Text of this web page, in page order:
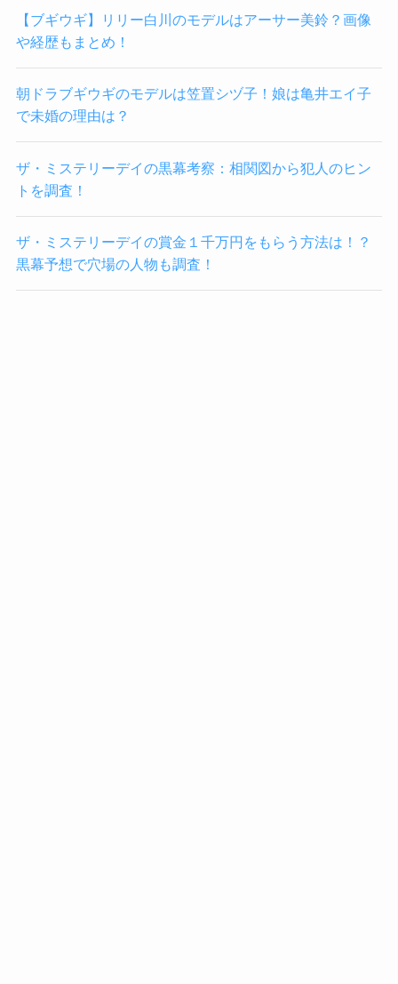
【ブギウギ】リリー白川のモデルはアーサー美鈴？画像
や経歴もまとめ！
朝ドラブギウギのモデルは笠置シヅ子！娘は亀井エイ子
で未婚の理由は？
ザ・ミステリーデイの黒幕考察：相関図から犯人のヒン
トを調査！
ザ・ミステリーデイの賞金１千万円をもらう方法は！？
黒幕予想で穴場の人物も調査！